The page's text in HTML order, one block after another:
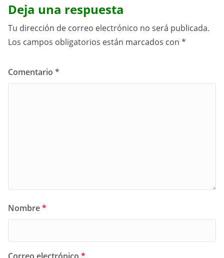
Deja una respuesta
Tu dirección de correo electrónico no será publicada.
Los campos obligatorios están marcados con *
Comentario *
Nombre*